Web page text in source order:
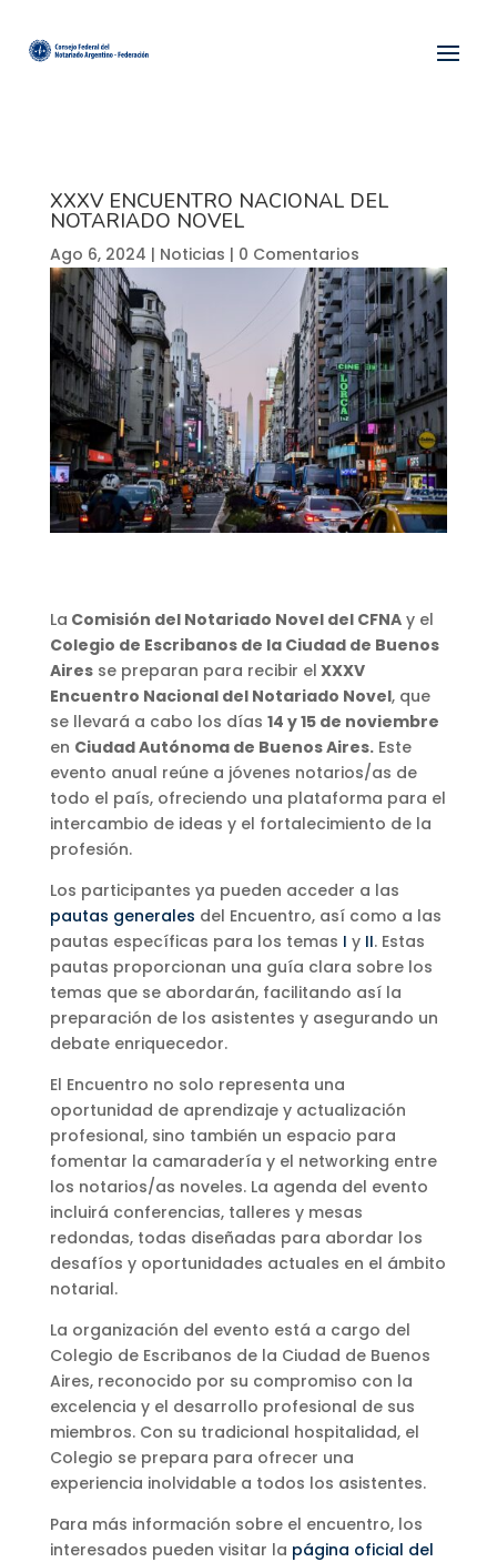
XXXV ENCUENTRO NACIONAL DEL
NOTARIADO NOVEL
Ago 6, 2024 | Noticias | 0 Comentarios
La Comisión del Notariado Novel del CFNAy el
Colegio de Escribanos de la Ciudad de Buenos
Airesse preparan para recibir el XXXV
Encuentro Nacional del Notariado Novel, que
se llevará a cabo los días 14 y 15 de noviembre
en Ciudad Autónoma de Buenos Aires.Este
evento anual reúne a jóvenes notarios/as de
todo el país, ofreciendo una plataforma para el
intercambio de ideas y el fortalecimiento de la
profesión.
Los participantes ya pueden acceder a las
pautas generales del Encuentro, así como a las
pautas específicas para los temas I y II. Estas
pautas proporcionan una guía clara sobre los
temas que se abordarán, facilitando así la
preparación de los asistentes y asegurando un
debate enriquecedor.
El Encuentro no solo representa una
oportunidad de aprendizaje y actualización
profesional, sino también un espacio para
fomentar la camaradería y el networking entre
los notarios/as noveles. La agenda del evento
incluirá conferencias, talleres y mesas
redondas, todas diseñadas para abordar los
desafíos y oportunidades actuales en el ámbito
notarial.
La organización del evento está a cargo del
Colegio de Escribanos de la Ciudad de Buenos
Aires, reconocido por su compromiso con la
excelencia y el desarrollo profesional de sus
miembros. Con su tradicional hospitalidad, el
Colegio se prepara para ofrecer una
experiencia inolvidable a todos los asistentes.
Para más información sobre el encuentro, los
interesados pueden visitar la página oficial del